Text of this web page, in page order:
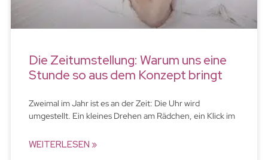
Die Zeitumstellung: Warum uns eine
Stunde so aus dem Konzept bringt
Zweimal im Jahr ist es an der Zeit: Die Uhr wird
umgestellt. Ein kleines Drehen am Rädchen, ein Klick im
WEITERLESEN »